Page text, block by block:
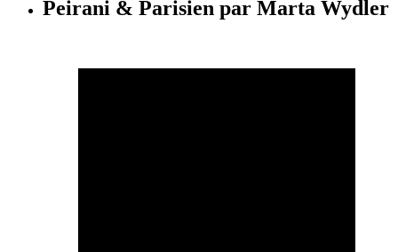
Peirani & Parisien par Marta Wydler